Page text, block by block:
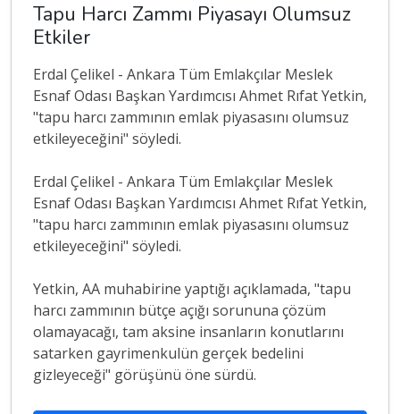
Tapu Harcı Zammı Piyasayı Olumsuz
Etkiler
Erdal Çelikel - Ankara Tüm Emlakçılar Meslek
Esnaf Odası Başkan Yardımcısı Ahmet Rıfat Yetkin,
"tapu harcı zammının emlak piyasasını olumsuz
etkileyeceğini" söyledi.
Erdal Çelikel - Ankara Tüm Emlakçılar Meslek
Esnaf Odası Başkan Yardımcısı Ahmet Rıfat Yetkin,
"tapu harcı zammının emlak piyasasını olumsuz
etkileyeceğini" söyledi.
Yetkin, AA muhabirine yaptığı açıklamada, "tapu
harcı zammının bütçe açığı sorununa çözüm
olamayacağı, tam aksine insanların konutlarını
satarken gayrimenkulün gerçek bedelini
gizleyeceği" görüşünü öne sürdü.